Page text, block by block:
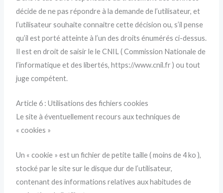
décide de ne pas répondre à la demande de l’utilisateur, et
l’utilisateur souhaite connaitre cette décision ou, s’il pense
qu’il est porté atteinte à l’un des droits énumérés ci-dessus.
Il est en droit de saisir le le CNIL ( Commission Nationale de
l’informatique et des libertés, https://www.cnil.fr ) ou tout
juge compétent.
Article 6 : Utilisations des fichiers cookies
Le site à éventuellement recours aux techniques de
« cookies »
Un « cookie » est un fichier de petite taille ( moins de 4 ko ),
stocké par le site sur le disque dur de l’utilisateur,
contenant des informations relatives aux habitudes de